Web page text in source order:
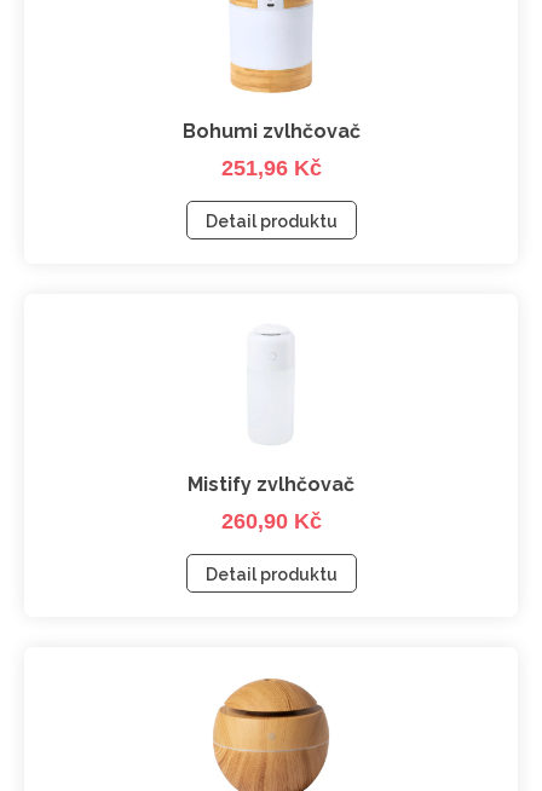
Bohumi zvlhčovač
251,96 Kč
Detail produktu
Mistify zvlhčovač
260,90 Kč
Detail produktu